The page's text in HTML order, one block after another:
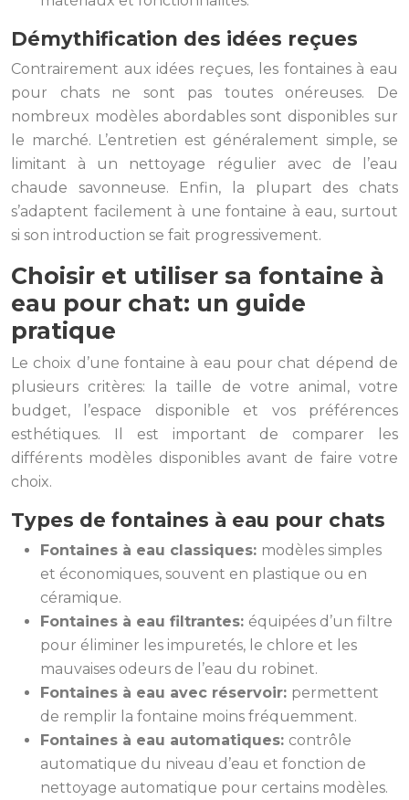
Démythification des idées reçues
Contrairement aux idées reçues, les fontaines à eau
pour chats ne sont pas toutes onéreuses. De
nombreux modèles abordables sont disponibles sur
le marché. L’entretien est généralement simple, se
limitant à un nettoyage régulier avec de l’eau
chaude savonneuse. Enfin, la plupart des chats
s’adaptent facilement à une fontaine à eau, surtout
si son introduction se fait progressivement.
Choisir et utiliser sa fontaine à
eau pour chat: un guide
pratique
Le choix d’une fontaine à eau pour chat dépend de
plusieurs critères: la taille de votre animal, votre
budget, l’espace disponible et vos préférences
esthétiques. Il est important de comparer les
différents modèles disponibles avant de faire votre
choix.
Types de fontaines à eau pour chats
Fontaines à eau classiques: modèles simples
et économiques, souvent en plastique ou en
céramique.
Fontaines à eau filtrantes: équipées d’un filtre
pour éliminer les impuretés, le chlore et les
mauvaises odeurs de l’eau du robinet.
Fontaines à eau avec réservoir: permettent
de remplir la fontaine moins fréquemment.
Fontaines à eau automatiques: contrôle
automatique du niveau d’eau et fonction de
nettoyage automatique pour certains modèles.